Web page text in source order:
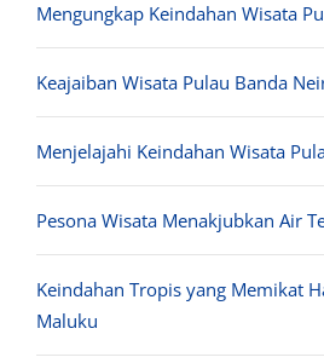
Mengungkap Keindahan Wisata
Keajaiban Wisata Pulau Banda
Menjelajahi Keindahan Wisata
Pesona Wisata Menakjubkan Air
Keindahan Tropis yang Memikat
Maluku